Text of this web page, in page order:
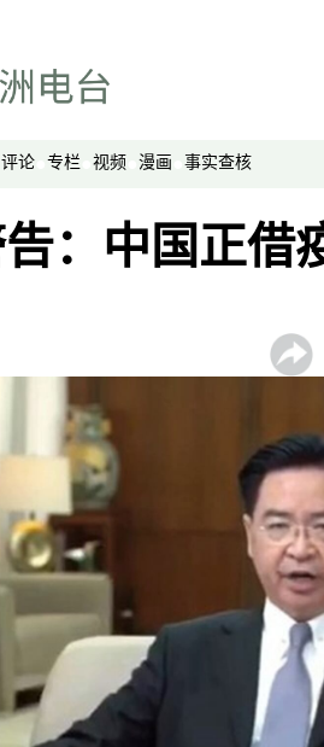
评论 专栏 视频 漫画 事实查核
：中国正借